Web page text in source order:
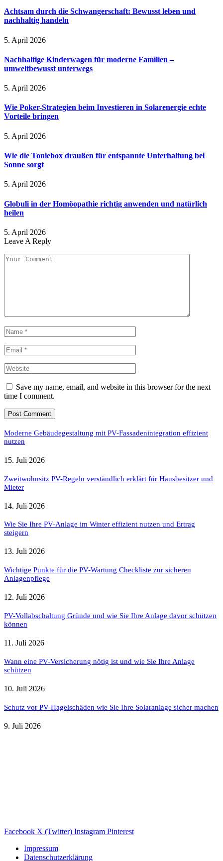
Achtsam durch die Schwangerschaft: Bewusst leben und
nachhaltig handeln
5. April 2026
Nachhaltige Kinderwagen für moderne Familien –
umweltbewusst unterwegs
5. April 2026
Wie Poker-Strategien beim Investieren in Solarenergie echte
Vorteile bringen
5. April 2026
Wie die Toniebox draußen für entspannte Unterhaltung bei
Sonne sorgt
5. April 2026
Globuli in der Homöopathie richtig anwenden und natürlich
heilen
5. April 2026
Leave A Reply
Save my name, email, and website in this browser for the next
time I comment.
Moderne Gebäudegestaltung mit PV-Fassadenintegration effizient
nutzen
15. Juli 2026
Zweitwohnsitz PV-Regeln verständlich erklärt für Hausbesitzer und
Mieter
14. Juli 2026
Wie Sie Ihre PV-Anlage im Winter effizient nutzen und Ertrag
steigern
13. Juli 2026
Wichtige Punkte für die PV-Wartung Checkliste zur sicheren
Anlagenpflege
12. Juli 2026
PV-Vollabschaltung Gründe und wie Sie Ihre Anlage davor schützen
können
11. Juli 2026
Wann eine PV-Versicherung nötig ist und wie Sie Ihre Anlage
schützen
10. Juli 2026
Schutz vor PV-Hagelschäden wie Sie Ihre Solaranlage sicher machen
9. Juli 2026
Facebook X (Twitter) Instagram Pinterest
Impressum
Datenschutzerklärung